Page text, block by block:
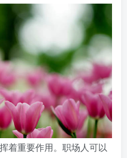
着重要作用。职场人可以